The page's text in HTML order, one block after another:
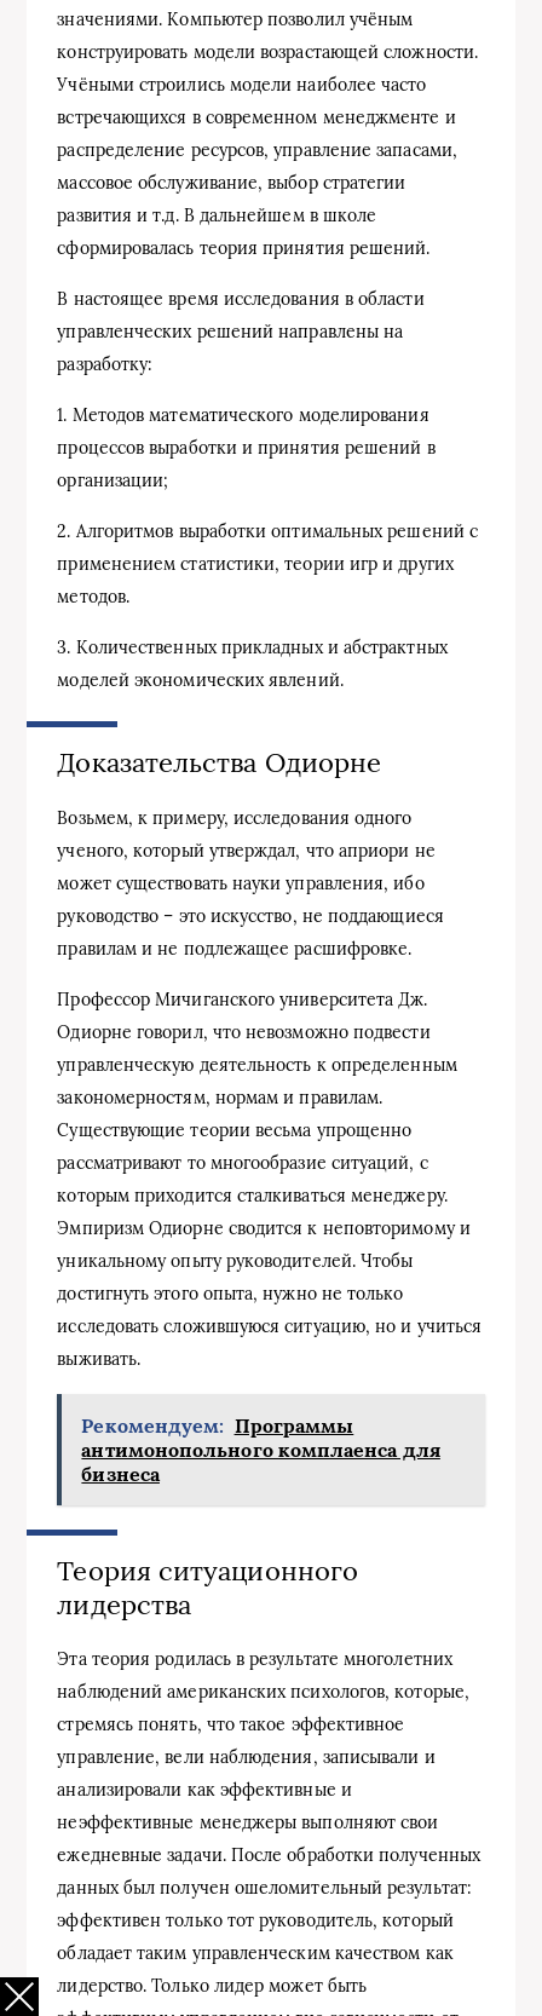
значениями. Компьютер позволил учёным
конструировать модели возрастающей сложности.
Учёными строились модели наиболее часто
встречающихся в современном менеджменте и
распределение ресурсов, управление запасами,
массовое обслуживание, выбор стратегии
развития и т.д. В дальнейшем в школе
сформировалась теория принятия решений.
В настоящее время исследования в области
управленческих решений направлены на
разработку:
1. Методов математического моделирования
процессов выработки и принятия решений в
организации;
2. Алгоритмов выработки оптимальных решений с
применением статистики, теории игр и других
методов.
3. Количественных прикладных и абстрактных
моделей экономических явлений.
Доказательства Одиорне
Возьмем, к примеру, исследования одного
ученого, который утверждал, что априори не
может существовать науки управления, ибо
руководство – это искусство, не поддающиеся
правилам и не подлежащее расшифровке.
Профессор Мичиганского университета Дж.
Одиорне говорил, что невозможно подвести
управленческую деятельность к определенным
закономерностям, нормам и правилам.
Существующие теории весьма упрощенно
рассматривают то многообразие ситуаций, с
которым приходится сталкиваться менеджеру.
Эмпиризм Одиорне сводится к неповторимому и
уникальному опыту руководителей. Чтобы
достигнуть этого опыта, нужно не только
исследовать сложившуюся ситуацию, но и учиться
выживать.
Рекомендуем: Программы
антимонопольного комплаенса для
бизнеса
Теория ситуационного
лидерства
Эта теория родилась в результате многолетних
наблюдений американских психологов, которые,
стремясь понять, что такое эффективное
управление, вели наблюдения, записывали и
анализировали как эффективные и
неэффективные менеджеры выполняют свои
ежедневные задачи. После обработки полученных
данных был получен ошеломительный результат:
эффективен только тот руководитель, который
обладает таким управленческим качеством как
лидерство. Только лидер может быть